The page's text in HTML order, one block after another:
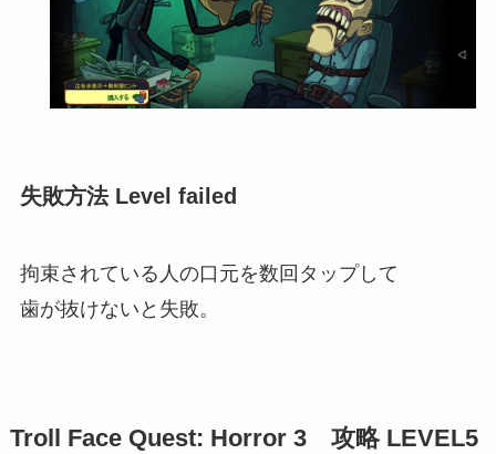
失敗方法 Level failed
拘束されている人の口元を数回タップして
歯が抜けないと失敗。
Troll Face Quest: Horror 3 攻略 LEVEL5